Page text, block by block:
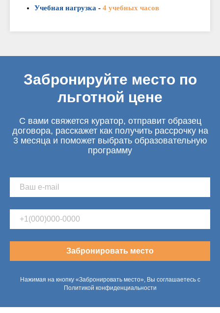
Учебная нагрузка - 4 учебных часов
Забронируйте место по
льготной цене
С вами свяжется куратор, отправит образец
договора, расскажет как получить рассрочку на
3 месяца и поможет выбрать образовательную
программу
Забронировать место
Нажимая на кнопку «Забронировать место», Вы соглашаетесь с
Политикой конфиденциальности